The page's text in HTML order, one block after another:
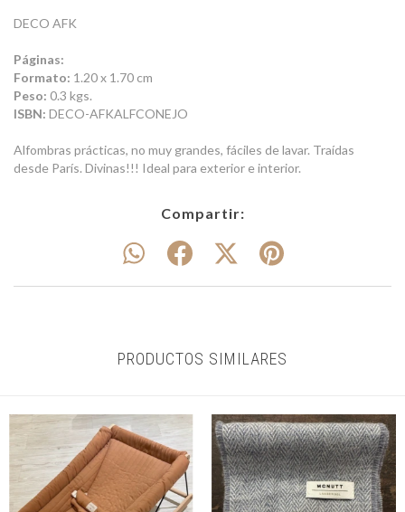
DECO AFK
Páginas:
Formato: 1.20 x 1.70 cm
Peso: 0.3 kgs.
ISBN: DECO-AFKALFCONEJO
Alfombras prácticas, no muy grandes, fáciles de lavar. Traídas
desde París. Divinas!!! Ideal para exterior e interior.
Compartir:
PRODUCTOS SIMILARES